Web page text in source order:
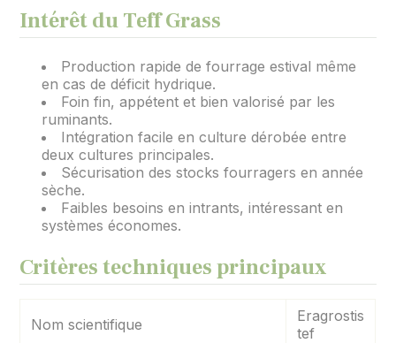
Intérêt du Teff Grass
Production rapide de fourrage estival même
en cas de déficit hydrique.
Foin fin, appétent et bien valorisé par les
ruminants.
Intégration facile en culture dérobée entre
deux cultures principales.
Sécurisation des stocks fourragers en année
sèche.
Faibles besoins en intrants, intéressant en
systèmes économes.
Critères techniques principaux
Nom scientifique
Eragrostis
tef